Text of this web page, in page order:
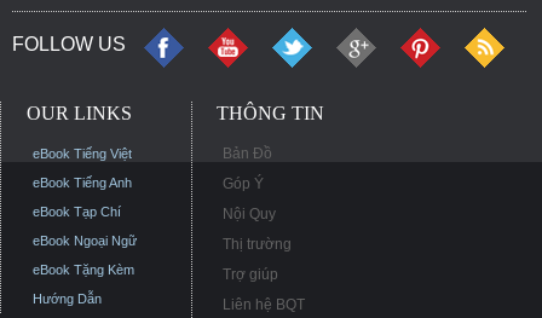
FOLLOW US
OUR LINKS
eBook Tiếng Việt
eBook Tiếng Anh
eBook Tạp Chí
eBook Ngoại Ngữ
eBook Tặng Kèm
Hướng Dẫn
THÔNG TIN
Bản Đồ
Góp Ý
Nội Quy
Thị trường
Trợ giúp
Liên hệ BQT